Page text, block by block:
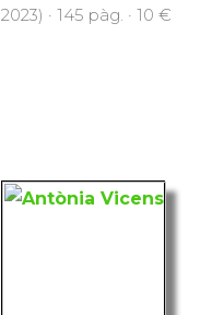
2023) · 145 pàg. · 10 €